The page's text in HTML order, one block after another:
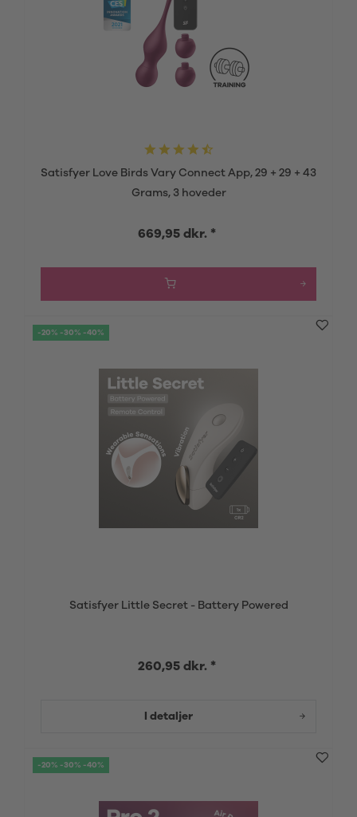
Satisfyer Love Birds Vary Connect App, 29 + 29 + 43
Grams, 3 hoveder
669,95 dkr. *
-20% -30% -40%
Satisfyer Little Secret - Battery Powered
260,95 dkr. *
I detaljer
-20% -30% -40%